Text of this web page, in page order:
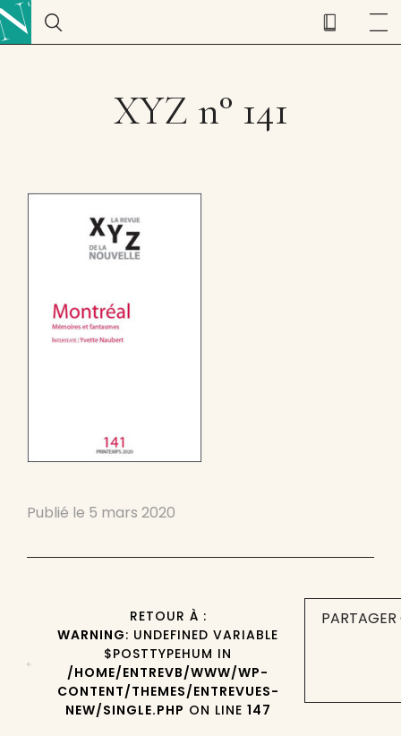
XYZ n° 141
Publié le 5 mars 2020
RETOUR À :
WARNING: UNDEFINED VARIABLE
$POSTTYPEHUM IN
/HOME/ENTREVB/WWW/WP-
CONTENT/THEMES/ENTREVUES-
NEW/SINGLE.PHP ON LINE 147